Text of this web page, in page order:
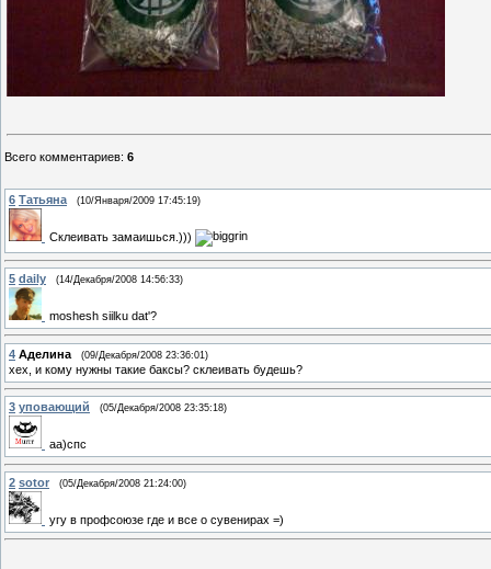
Всего комментариев: 6
6 Татьяна (10/Января/2009 17:45:19)
Склеивать замаишься.)))
5 daily (14/Декабря/2008 14:56:33)
moshesh siilku dat'?
4 Аделина (09/Декабря/2008 23:36:01)
хех, и кому нужны такие баксы? склеивать будешь?
3 уповающий (05/Декабря/2008 23:35:18)
аа)спс
2 sotor (05/Декабря/2008 21:24:00)
угу в профсоюзе где и все о сувенирах =)